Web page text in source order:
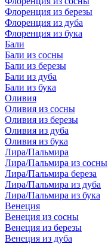
Флоренция из березы
Флоренция из дуба
Флоренция из бука
Бали
Бали из сосны
Бали из березы
Бали из дуба
Бали из бука
Оливия
Оливия из сосны
Оливия из березы
Оливия из дуба
Оливия из бука
Лира/Пальмира
Лира/Пальмира из сосны
Лира/Пальмира береза
Лира/Пальмира из дуба
Лира/Пальмира из бука
Венеция
Венеция из сосны
Венеция из березы
Венеция из дуба